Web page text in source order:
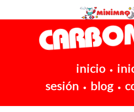
inicio •
sesión • blog •